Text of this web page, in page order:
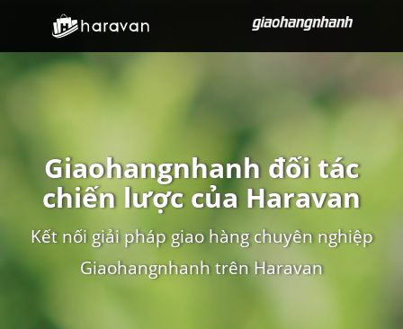
Giaohangnhanh đối tác
chiến lược của Haravan
Kết nối giải pháp giao hàng chuyên nghiệp
Giaohangnhanh trên Haravan